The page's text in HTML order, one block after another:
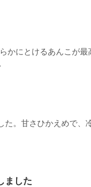
かにとけるあんこが最
た。甘さひかえめで、
ました